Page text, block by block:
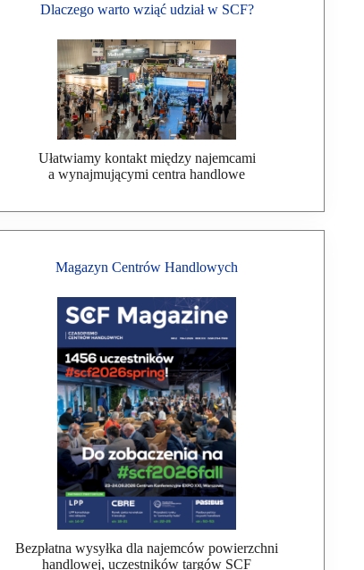
Dlaczego warto wziąć udział w SCF?
Ułatwiamy kontakt między najemcami
a wynajmującymi centra handlowe
Magazyn Centrów Handlowych
Bezpłatna wysyłka dla najemców powierzchni
handlowej, uczestników targów SCF